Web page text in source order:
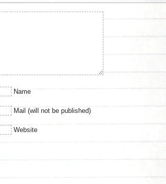
Name
Mail (will not be published)
Website